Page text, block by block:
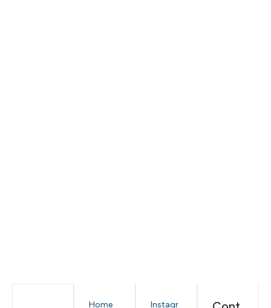
Home
Instagr